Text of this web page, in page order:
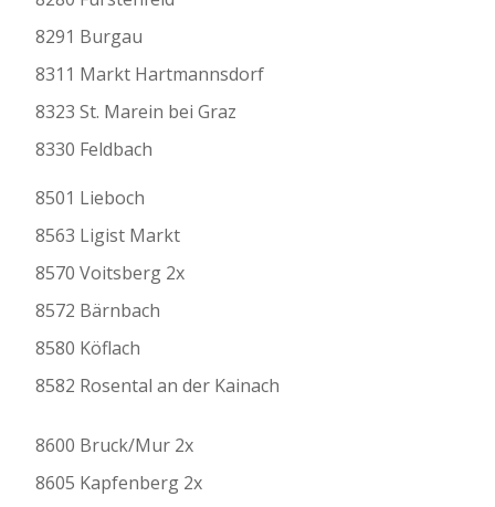
8291 Burgau
8311 Markt Hartmannsdorf
8323 St. Marein bei Graz
8330 Feldbach
8501 Lieboch
8563 Ligist Markt
8570 Voitsberg 2x
8572 Bärnbach
8580 Köflach
8582 Rosental an der Kainach
8600 Bruck/Mur 2x
8605 Kapfenberg 2x